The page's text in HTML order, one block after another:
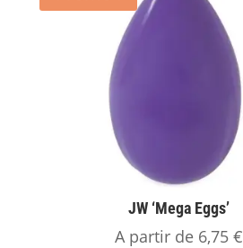
JW ‘Mega Eggs’
A partir de 6,75 €